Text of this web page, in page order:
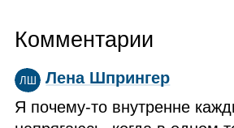
Комментарии
ЛШ
Лена Шпрингер
Я почему‑то внутренне